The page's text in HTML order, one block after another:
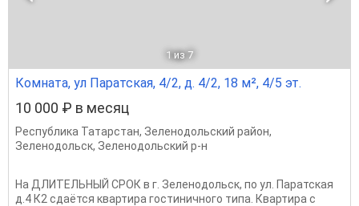
1 из 7
Комната, ул Паратская, 4/2, д. 4/2, 18 м², 4/5 эт.
10 000 ₽ в месяц
Республика Татарстан, Зеленодольский район,
Зеленодольск, Зеленодольский р-н
На ДЛИТЕЛЬНЫЙ СРОК в г. Зеленодольск, по ул. Паратская
д.4 К2 сдаётся квартира гостиничного типа. Квартира с